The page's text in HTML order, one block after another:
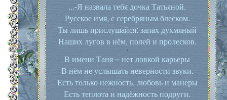
...-Я назвала тебя дочка Татьяной.
Русское имя, с серебряным блеском.
Ты лишь прислушайся: запах духмяный
Наших лугов в нём, полей и пролесков.
В имени Таня – нет ловкой карьеры
В нём не услышать неверности звуки.
Есть только нежность, любовь и манеры
Есть теплота и надёжность подруги.